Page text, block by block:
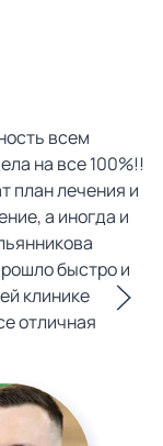
всем
на все 100%!!
план лечения и
а иногда и
быстро и
клинике
отличная